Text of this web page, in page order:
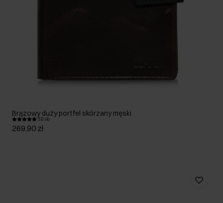
Brązowy duży portfel skórzany męski
5.0 (4)
269,90 zł